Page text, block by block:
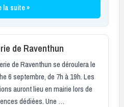
la suite »
de Raventhun
de Raventhun se déroulera le
6 septembre, de 7h à 19h. Les
auront lieu en mairie lors de
dédiées. Une …